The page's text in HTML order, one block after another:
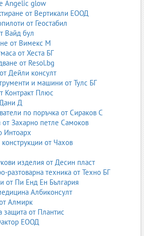
Angelic glow
от Вертикали ЕООД
от Геостабил
Вайд бул
от Вимекс М
от Хеста БГ
от Resol.bg
Дейли консулт
и машини от Тулс БГ
Контракт Плюс
Д
по поръчка от Сираков С
Захарно петле Самоков
Интоарх
от Чахов
изделия от Десин пласт
разтоварна техника от Техно БГ
от Пи Енд Ен България
Албиконсулт
Алмирк
защита от Плантис
ЕООД